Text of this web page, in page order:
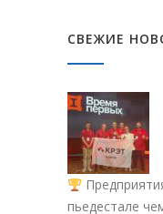
СВЕЖИЕ
пьедестале